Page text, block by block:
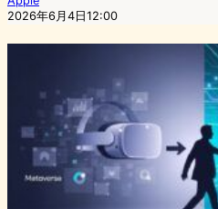
2026年6月4日12:00